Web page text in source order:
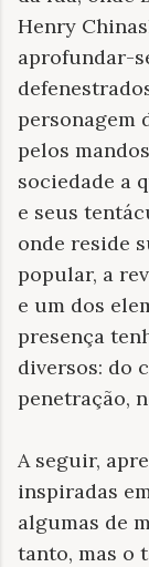
Henry
aprofundar-
personagem
pelos
sociedade a
e seus
onde reside
popular, a
e um dos
presença
diversos: do
penetração,
A seguir,
inspiradas
algumas de
tanto, mas o